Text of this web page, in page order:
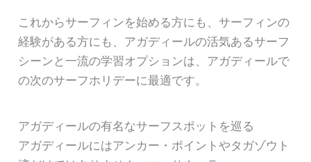
これからサーフィンを始める方にも、サーフィンの
経験がある方にも、アガディールの活気あるサーフ
シーンと一流の学習オプションは、アガディールで
の次のサーフホリデーに最適です。
アガディールの有名なサーフスポットを巡る
アガディールにはアンカー・ポイントやタガゾウト